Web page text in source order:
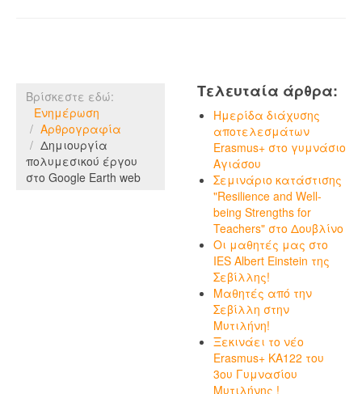
Βρίσκεστε εδώ:
Ενημέρωση
Αρθρογραφία
Δημιουργία
πολυμεσικού έργου
στο Google Earth web
Τελευταία άρθρα:
Ημερίδα διάχυσης
αποτελεσμάτων
Erasmus+ στο γυμνάσιο
Αγιάσου
Σεμινάριο κατάστισης
"Resilience and Well-
being Strengths for
Teachers" στο Δουβλίνο
Οι μαθητές μας στο
IES Albert Einstein της
Σεβίλλης!
Μαθητές από την
Σεβίλλη στην
Μυτιλήνη!
Ξεκινάει το νέο
Erasmus+ KA122 του
3ου Γυμνασίου
Μυτιλήνης !